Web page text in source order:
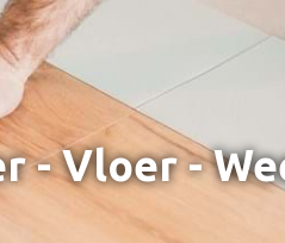
- Vloer -